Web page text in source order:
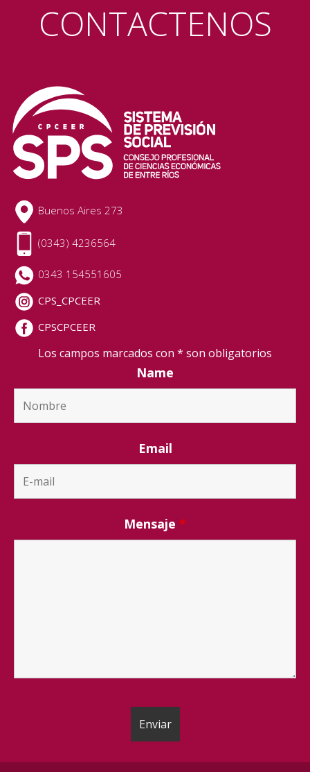
CONTACTENOS
Buenos Aires 273
(0343) 4236564
0343 154551605
CPS_CPCEER
CPSCPCEER
Los campos marcados con * son obligatorios
Name
Email
Mensaje *